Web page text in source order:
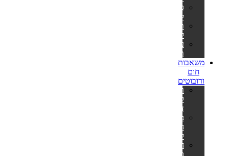
סולמות
לבריכות
תאורה
לבריכה
ערכות
תיקון
משאבות
חום
ורובוטים
רובוט
לבריכה
דולפין
משאבות
חום
לבריכה
חימום
סולארי